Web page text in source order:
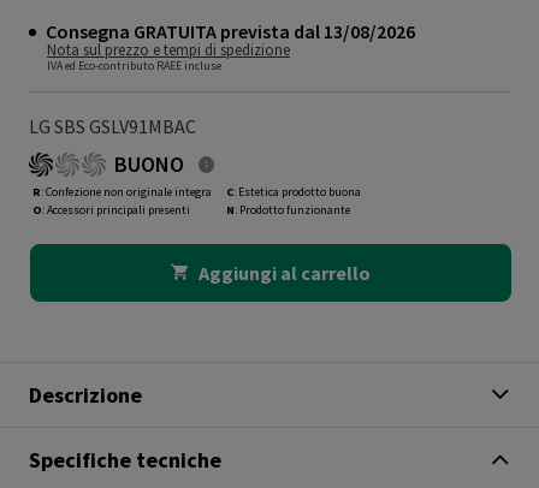
Consegna GRATUITA prevista dal 13/08/2026
Nota sul prezzo e tempi di spedizione
IVA ed Eco-contributo RAEE incluse
LG SBS GSLV91MBAC
BUONO
R: Confezione non originale integra
O: Accessori principali presenti
C: Estetica prodotto buona
N: Prodotto funzionante
Aggiungi al carrello
Descrizione
Specifiche tecniche